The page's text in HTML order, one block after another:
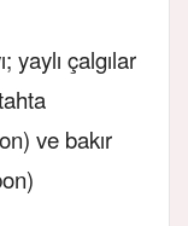
yaylı çalgılar
ve bakır